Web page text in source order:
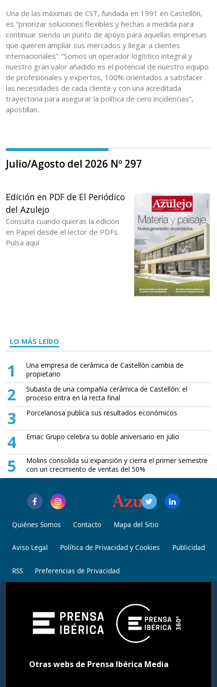
Una de las máximas de CST, fundada en 1991 en Castellón,
es “priorizar soluciones flexibles y hechas a medida para
continuar siendo un punto de apoyo para aquellas empresas
que quieren ampliar sus mercados y llegar a clientes
internacionales”. “Somos un operador logístico integral y
nuestro gran valor añadido es el potencial de nuestro equipo
de profesionales y expertos, 100% orientados a satisfacer
las necesidades de cada cliente y con una acreditada
trayectoria para asegurar la política de cero incidencias”,
apostillan.
Julio/Agosto del 2026 Nº 297
Edición en PDF de El Periódico
del Azulejo
Consulta cuando quieras la edición
en Papel desde el lector de PDFs.
Pulsa aquí
LO MÁS LEÍDO
1
Una empresa de cerámica de Castellón cambia de
propietario
2
Subasta de una compañía cerámica de Castellón: el
proceso entra en la recta final
3 Porcelanosa publica sus resultados económicos
4 Emac Grupo celebra su doble aniversario en julio
5
Molins consolida su expansión y cierra el primer semestre
con un crecimiento de ventas del 50%
Quiénes Somos Contacto Mapa del Sitio
Aviso Legal Política de Privacidad y Cookies Publicidad
RSS Preferencias de Privacidad
Otras webs de Prensa Ibérica Media